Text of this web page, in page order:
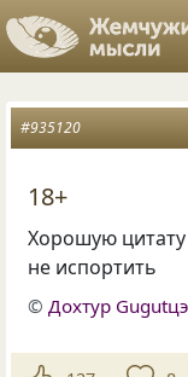
#935120
18+
Хорошую
не испортить
©Дохтур